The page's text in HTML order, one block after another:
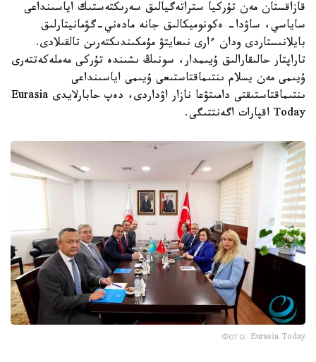
قازاقستان مەن تۇركيا ستراتەگيالىق سەرىكتەستىك اياسىنداعى
ساياسي، ساۋدا- ەكونوميكالىق جانە مادەني-گۋمانيتارلىق
بايلانىستاردى ودان ءارى نىعايتۋ مۇمكىندىكتەرىن تالقىلادى.
تاراپتار حالىقارالىق ۇيىمدار، سونىڭ ىشىندە تۇركى مەملەكەتتەرى
ۇيىمى مەن يسلام ىنتىماقتاستىعى ۇيىمى اياسىنداعى
ىنتىماقتاستىقتى دامىتۋعا نازار اۋداردى، دەپ حابارلايدى Eurasia
Today اقپارات اگەنتتىگى.
Фото: Eurasia Today